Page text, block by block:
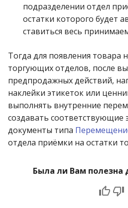
подразделении отдел
остатки которого будет
ставиться весь
Тогда для появления товара
торгующих отделов, после
предпродажных действий,
наклейки этикеток или
выполнять внутренние
создавать соответствующие
документы типа
отдела приёмки на остатки
Была ли Вам полезна